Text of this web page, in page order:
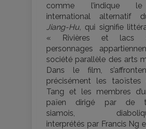
comme l’indique
international alternatif
Jiang-Hu, qui signifie
« Rivières et lacs
personnages
société parallèle des arts
Dans le film,
précisément les taoïstes
Tang et les membres
païen dirigé par de
siamois,
interprétés par Francis Ng